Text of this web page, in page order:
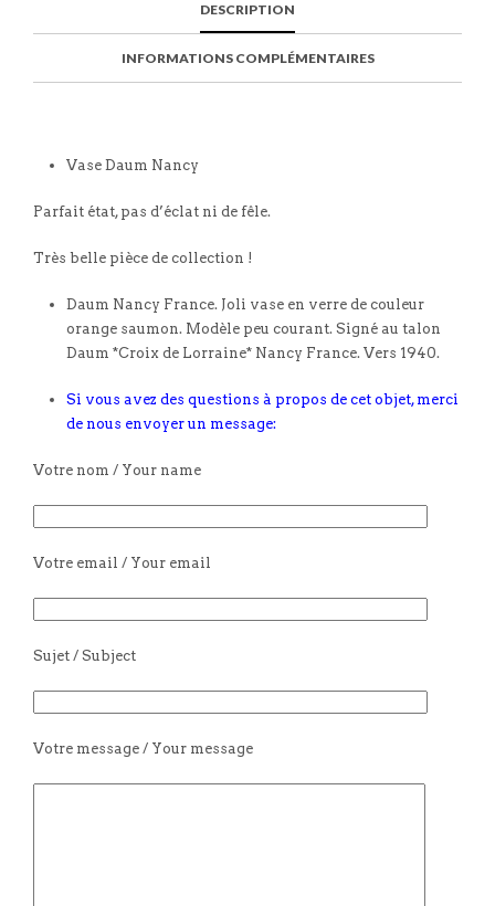
DESCRIPTION
INFORMATIONS COMPLÉMENTAIRES
Vase Daum Nancy
Parfait état, pas d’éclat ni de fêle.
Très belle pièce de collection !
Daum Nancy France. Joli vase en verre de couleur
orange saumon. Modèle peu courant. Signé au talon
Daum *Croix de Lorraine* Nancy France. Vers 1940.
Si vous avez des questions à propos de cet objet, merci
de nous envoyer un message:
Votre nom / Your name
Votre email / Your email
Sujet / Subject
Votre message / Your message